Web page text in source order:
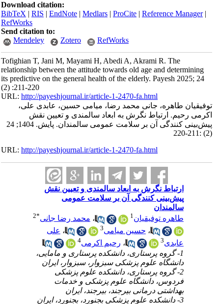
Download citation:
BibTeX|RIS|EndNote|Medlars|ProCite|Reference Manager
RefWorks
Send citation to:
Mendeley
Zotero RefWorks
Tofighian T, Jani M, Mayami H, Abedi A, Akrami R. The
relationship between the attitude towards old age and determining
its predictive on the general health of the elderly. Payesh 2025; 24
(2) :211-220
URL:http://payeshjournal.ir/article-1-2470-fa.html
توفیقیان طاهره، جانی محمد رضا، میامی حسین، عابدی علی،
اکرمی رحیم. ارتباط نگرش به ابعاد سالمندی و تعیین نقش
پیش‌بینی کنندگی آن بر سلامت عمومی سالمندان. پایش. 1404; 24
URL:http://payeshjournal.ir/article-1-2470-fa.html
ارتباط نگرش به ابعاد سالمندی و تعیین نقش
پیش‌بینی کنندگی آن بر سلامت عمومی
سالمندان
طاهره توفیقیان 1 ،محمد رضا جانی 2
،حسین میامی ،علی
عابدی
،رحیم اکرمی
1- گروه پرستاری، دانشکده پرستاری و مامایی،
دانشگاه علوم پزشکی سبزوار، سبزوار، ایران
2- گروه پرستاری، دانشکده علوم پزشکی
فردوس، دانشگاه علوم پزشکی و خدمات
بهداشتی درمانی بیرجند، بیرجند، ایران